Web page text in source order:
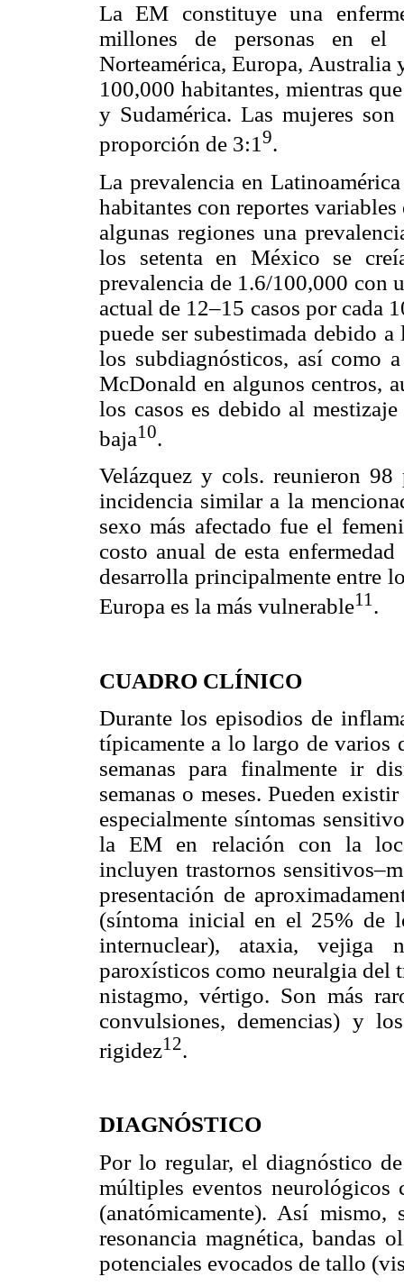
La EM constituye una
millones de personas en el
Norteamérica, Europa, Australia
100,000 habitantes, mientras
y Sudamérica. Las mujeres
proporción de 3:19.
La prevalencia en
habitantes con reportes
algunas regiones una
los setenta en México se
prevalencia de 1.6/100,000 con
actual de 12–15 casos por cada
puede ser subestimada debido
los subdiagnósticos, así como
McDonald en algunos centros,
los casos es debido al
baja10.
Velázquez y cols. reunieron 98
incidencia similar a la
sexo más afectado fue el
costo anual de esta
desarrolla principalmente entre
Europa es la más vulnerable11 .
CUADRO CLÍNICO
Durante los episodios de
típicamente a lo largo de varios
semanas para finalmente ir
semanas o meses. Pueden
especialmente síntomas
la EM en relación con la
incluyen trastornos
presentación de
(síntoma inicial en el 25% de
internuclear), ataxia, vejiga
paroxísticos como neuralgia del
nistagmo, vértigo. Son más
convulsiones, demencias) y
rigidez12.
DIAGNÓSTICO
Por lo regular, el diagnóstico
múltiples eventos neurológicos
(anatómicamente). Así
resonancia magnética, bandas
potenciales evocados de tallo